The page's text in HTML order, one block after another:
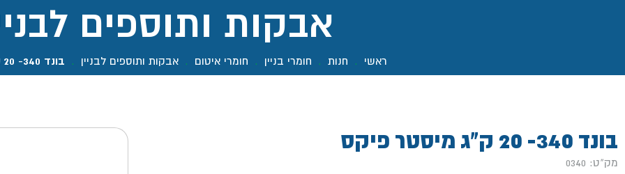
אבקות ותוספים
ראשי . חנות . חומרי בניין . חומרי איטום . אבקות ותוספים לבניין . בונד 340- 20 ק"ג מיסטר פיקס
בונד 340- 20 ק"ג מיסטר פיקס
מק"ט: 0340